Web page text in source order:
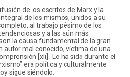
de los escritos de Marx y la
de los mismos, unidos a su
al trabajo pésimo de los
y a las aún más
la causa fundamental de la gran
autor mal conocido, víctima de una
[xli] . Lo ha sido durante el
era política y culturalmente
sigue siéndolo.